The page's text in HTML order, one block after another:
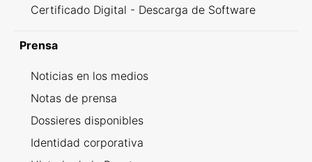
Certificado Digital - Descarga de Software
Prensa
Noticias en los medios
Notas de prensa
Dossieres disponibles
Identidad corporativa